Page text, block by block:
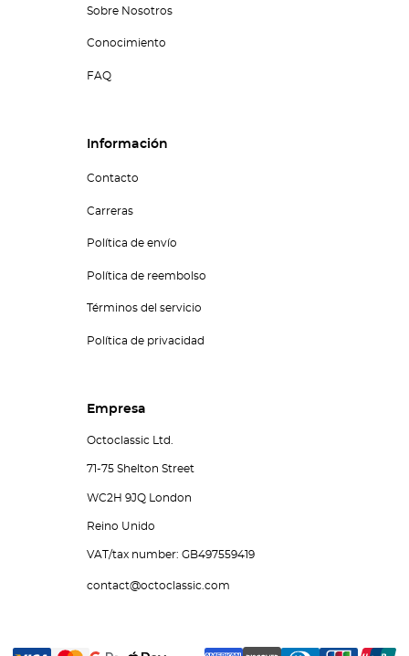
Sobre Nosotros
Conocimiento
FAQ
Información
Contacto
Carreras
Política de envío
Política de reembolso
Términos del servicio
Política de privacidad
Empresa
Octoclassic Ltd.
71-75 Shelton Street
WC2H 9JQ London
Reino Unido
VAT/tax number: GB497559419
contact@octoclassic.com